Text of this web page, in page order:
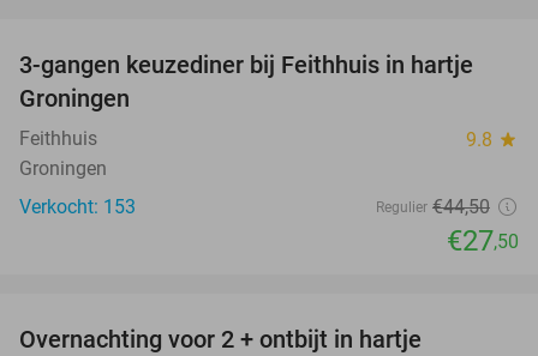
38%
3-gangen keuzediner bij Feithhuis in hartje
Groningen
Feithhuis 9.8 star
Groningen
Verkocht: 153
Regulier €44,50
€27,50
Overnachting voor 2 + ontbijt in hartje